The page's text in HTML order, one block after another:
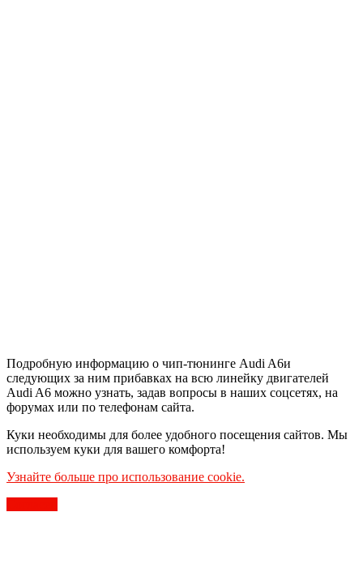
Подробную информацию о чип-тюнинге Audi A6и
следующих за ним прибавках на всю линейку двигателей
Audi A6 можно узнать, задав вопросы в наших соцсетях, на
форумах или по телефонам сайта.
Куки необходимы для более удобного посещения сайтов. Мы
используем куки для вашего комфорта!
Узнайте больше про использование cookie.